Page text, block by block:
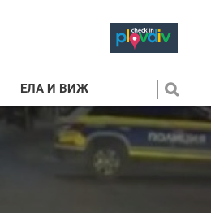
ЕЛА И ВИЖ